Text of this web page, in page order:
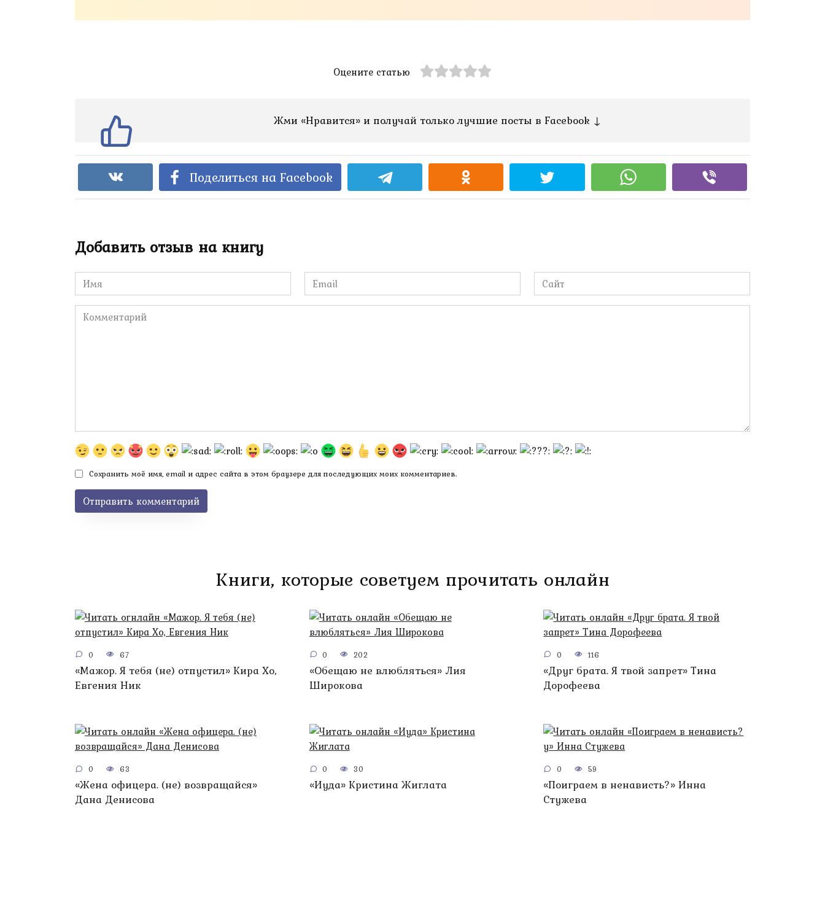
Оцените статью
Жми «Нравится» и получай только лучшие посты в Facebook ↓
Поделиться на Facebook
Добавить отзыв на книгу
Имя
*
Email
*
Сайт
Комментарий
Сохранить моё имя, email и адрес сайта в этом браузере для последующих моих комментариев.
Книги, которые советуем прочитать онлайн
0 67
«Мажор. Я тебя (не) отпустил» Кира Хо,
Евгения Ник
0 202
«Обещаю не влюбляться» Лия
Широкова
0 116
«Друг брата. Я твой запрет» Тина
Дорофеева
0 63
«Жена офицера. (не) возвращайся»
Дана Денисова
0 30
«Иуда» Кристина Жиглата
0 59
«Поиграем в ненависть?» Инна
Стужева